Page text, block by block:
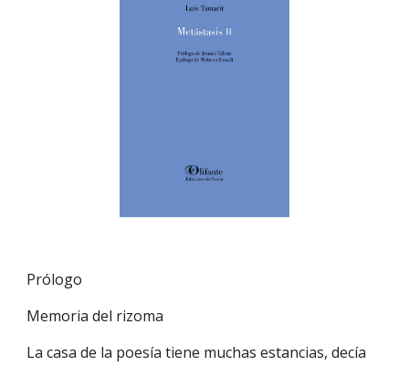
Prólogo
Memoria del rizoma
La casa de la poesía tiene muchas estancias, decía